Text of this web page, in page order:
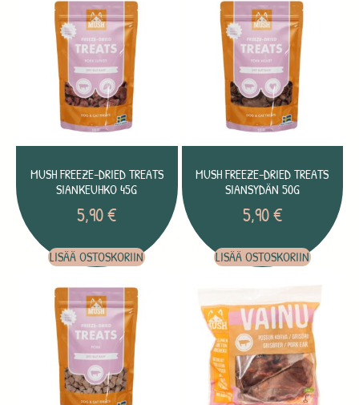
MUSH FREEZE-DRIED TREATS
SIANKEUHKO 45G
5,90€
LISÄÄ OSTOSKORIIN
MUSH FREEZE-DRIED TREATS
SIANSYDÄN 50G
5,90€
LISÄÄ OSTOSKORIIN